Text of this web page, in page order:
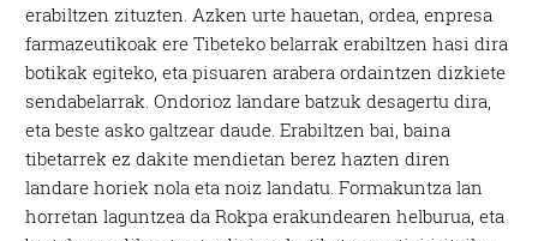
erabiltzen zituzten. Azken urte hauetan, ordea, enpresa
farmazeutikoak ere Tibeteko belarrak erabiltzen hasi dira
botikak egiteko, eta pisuaren arabera ordaintzen dizkiete
sendabelarrak. Ondorioz landare batzuk desagertu dira,
eta beste asko galtzear daude. Erabiltzen bai, baina
tibetarrek ez dakite mendietan berez hazten diren
landare horiek nola eta noiz landatu. Formakuntza lan
horretan laguntzea da Rokpa erakundearen helburua, eta